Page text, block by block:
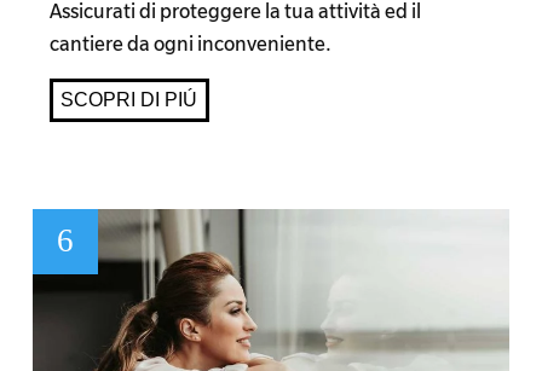
Assicurati di proteggere la tua attività ed il
cantiere da ogni inconveniente.
SCOPRI DI PIÚ